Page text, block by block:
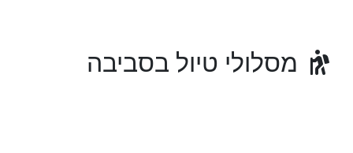
מסלולי טיול בסביבה